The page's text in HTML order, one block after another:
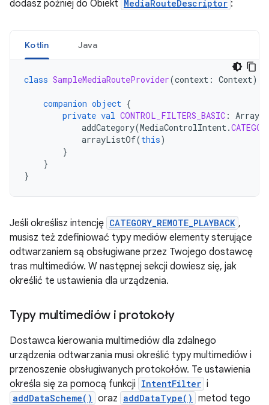
dodasz później do Obiekt MediaRouteDescriptor :
Kotlin Java
class SampleMediaRouteProvider(context : Context)
companion object {
private val CONTROL_FILTERS_BASIC :
addCategory(MediaControlIntent .
arrayListOf(this)
}
}
}
Jeśli określisz intencję CATEGORY_REMOTE_PLAYBACK ,
musisz też zdefiniować typy mediów elementy sterujące
odtwarzaniem są obsługiwane przez Twojego dostawcę
tras multimediów. W następnej sekcji dowiesz się, jak
określić te ustawienia dla urządzenia.
Typy multimediów i protokoły
Dostawca kierowania multimediów dla zdalnego
urządzenia odtwarzania musi określić typy multimediów i
przenoszenie obsługiwanych protokołów. Te ustawienia
określa się za pomocą funkcji IntentFilter i
addDataScheme() oraz addDataType() metod tego